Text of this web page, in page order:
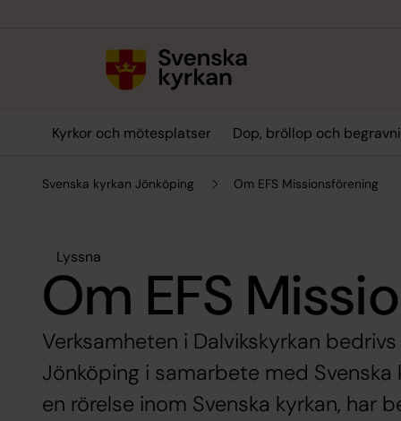
Kyrkor och mötesplatser Dop, bröllop och
Svenska kyrkan Jönköping Om EFS Missionsförening
Lyssna
Om EFS
Verksamheten i Dalvikskyrkan
Jönköping i samarbete med Svenska
en rörelse inom Svenska kyrkan, har